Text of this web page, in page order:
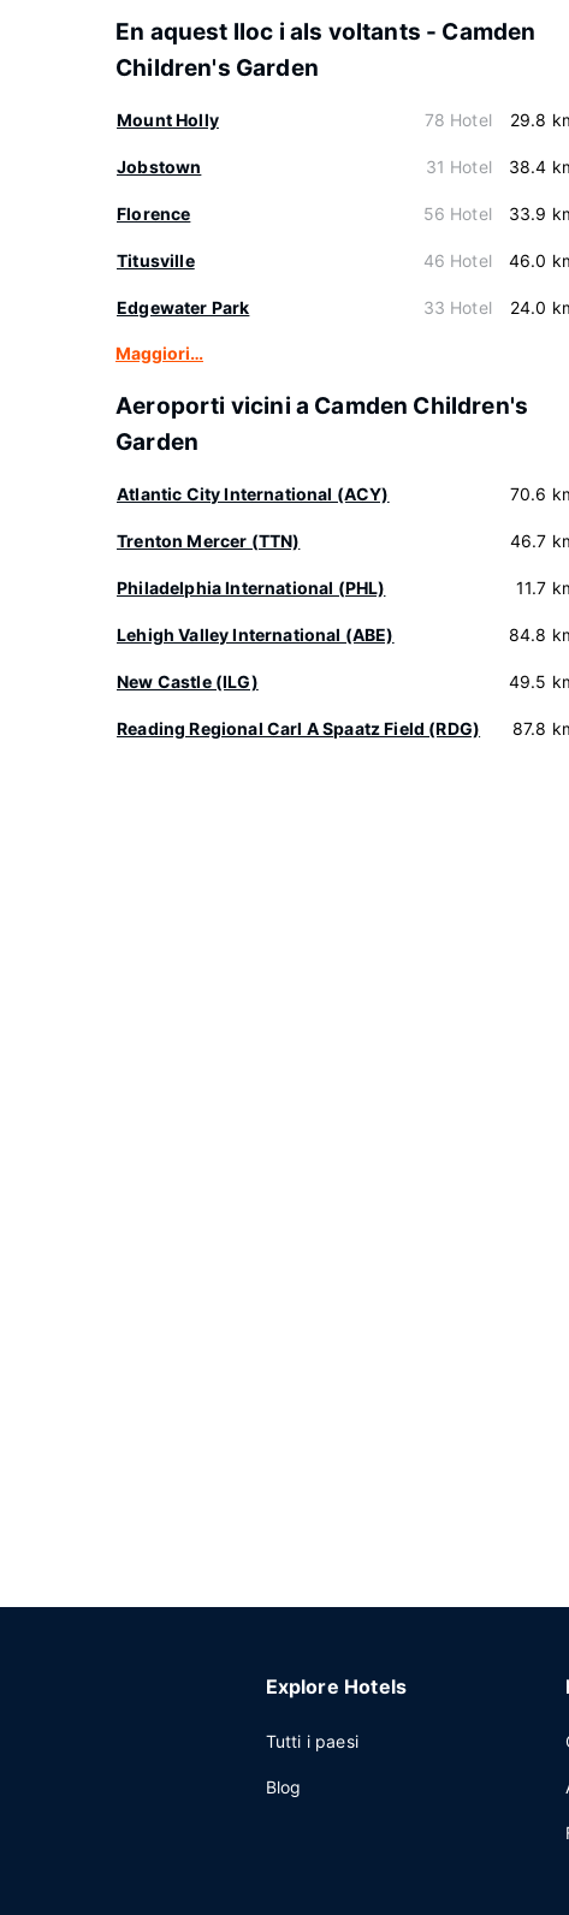
En aquest lloc i als voltants - Camden
Children's Garden
Mount Holly 78 Hotel 29.8
Jobstown 31 Hotel 38.4
Florence 56 Hotel 33.9
Titusville 46 Hotel 46.0
Edgewater Park 33 Hotel 24.0
Maggiori…
Aeroporti vicini a Camden Children's
Garden
Atlantic City International (ACY) 70.6
Trenton Mercer (TTN) 46.7
Philadelphia International (PHL) 11.7
Lehigh Valley International (ABE) 84.8
New Castle (ILG) 49.5
Reading Regional Carl A Spaatz Field (RDG) 87.8
Explore Hotels
Tutti i paesi
Blog